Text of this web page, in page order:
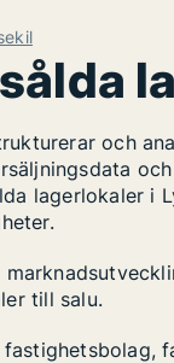
och
lagerlokaler
till salu.